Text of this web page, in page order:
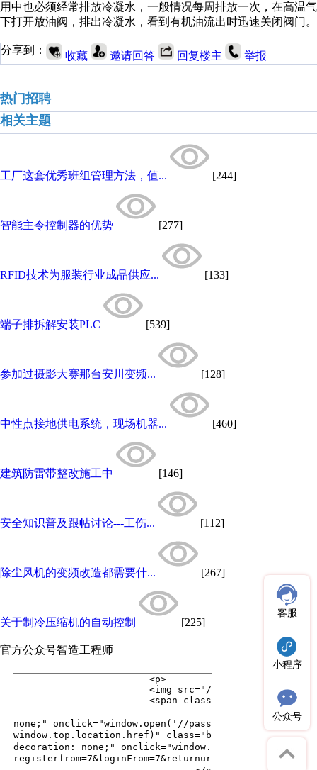
用中也必须经常排放冷凝水，一般情况每周排放一次，在高温
下打开放油阀，排出冷凝水，看到有机油流出时迅速关闭阀门。
分享到： 收藏 邀请回答 回复楼主 举报
热门招聘
相关主题
工厂这套优秀班组管理方法，值... [244]
智能主令控制器的优势 [277]
RFID技术为服装行业成品供应... [133]
端子排拆解安装PLC [539]
参加过摄影大赛那台安川变频... [128]
中性点接地供电系统，现场机器... [460]
建筑防雷带整改施工中 [146]
安全知识普及跟帖讨论---工伤... [112]
除尘风机的变频改造都需要什... [267]
关于制冷压缩机的自动控制 [225]
官方公众号智造工程师
客服
小程序
公众号